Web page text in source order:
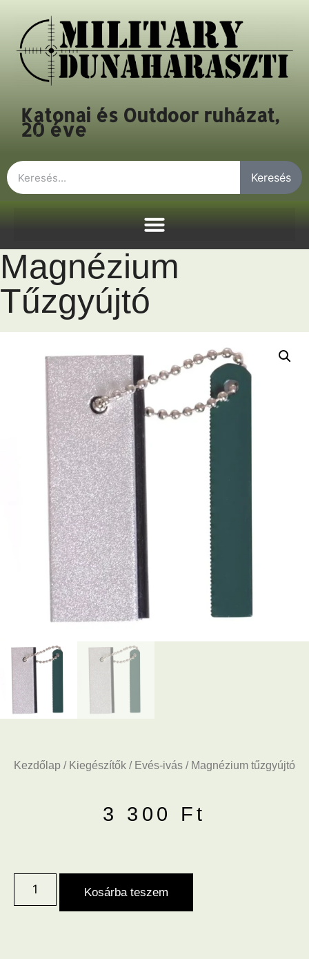
Katonai és Outdoor ruházat,
20 éve
Keresés
Magnézium
Tűzgyújtó
Kezdőlap / Kiegészítők / Evés-ivás / Magnézium tűzgyújtó
3 300 Ft
Kosárba teszem